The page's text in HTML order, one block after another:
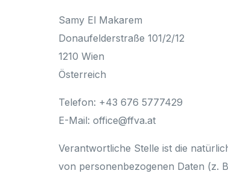
Samy El Makarem
Donaufelderstraße 101/2/12
1210 Wien
Österreich
Telefon: +43 676 5777429
E-Mail: office@ffva.at
Verantwortliche Stelle ist die
von personenbezogenen Daten (z.